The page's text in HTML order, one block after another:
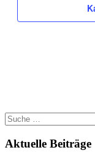
Suche
nach:
Aktuelle Beiträge